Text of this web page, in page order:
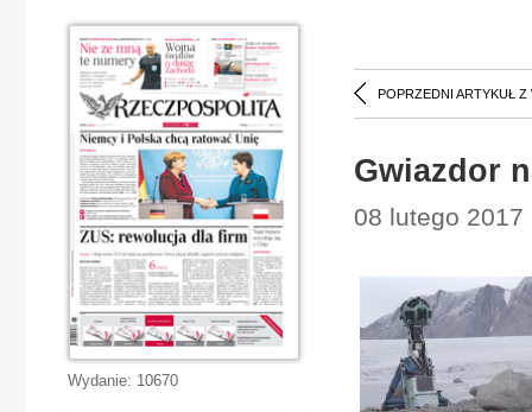
POPRZEDNI ARTYKUŁ Z
Gwiazdor
08 lutego
Wydanie: 10670